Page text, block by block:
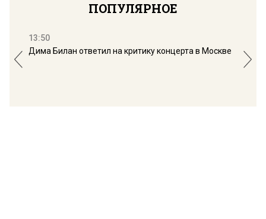
ПОПУЛЯРНОЕ
13:50
Дима Билан ответил на критику концерта в Москве